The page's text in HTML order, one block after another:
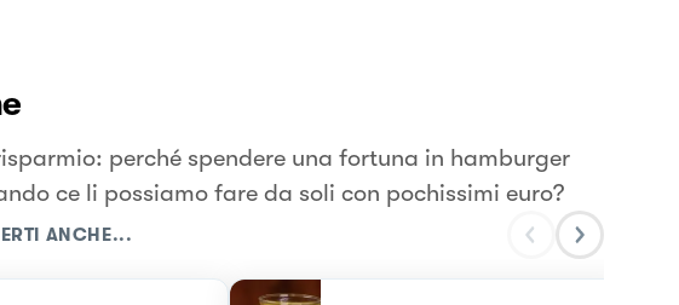
perché spendere una fortuna in hamburger
ce li possiamo fare da soli con pochissimi euro?
ANCHE...